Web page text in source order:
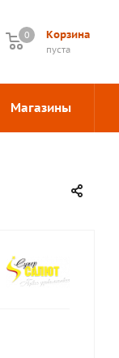
Корзина
0
пуста
0
Магазины